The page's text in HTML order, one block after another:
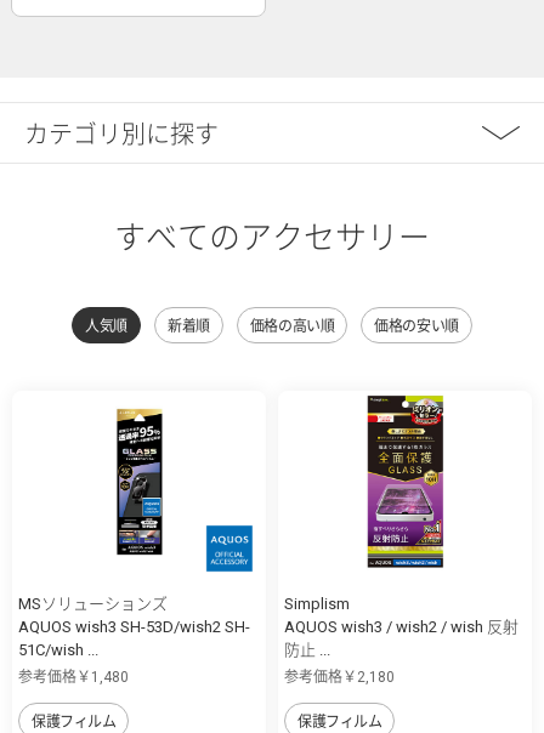
カテゴリ別に探す
すべてのアクセサリー
人気順 新着順 価格の高い順 価格の安い順
MSソリューションズ
AQUOS wish3 SH-53D/wish2 SH-
51C/wish ...
参考価格￥1,480
保護フィルム
Simplism
AQUOS wish3 / wish2 / wish 反射
防止 ...
参考価格￥2,180
保護フィルム